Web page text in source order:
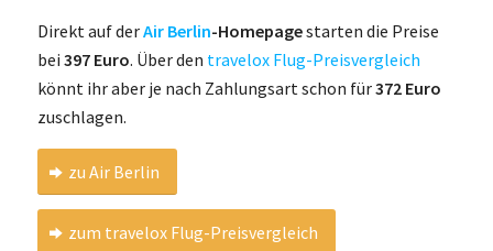
Direkt auf derAir Berlin-Homepagestarten die Preise
bei 397 Euro. Über den travelox Flug-Preisvergleich
könnt ihr aber je nach Zahlungsart schon für372 Euro
zuschlagen.
zu Air Berlin
zum travelox Flug-Preisvergleich